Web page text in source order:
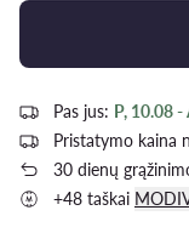
Pas jus: P, 10.08 -
Pristatymo kaina
30 dienų
+48 taškai